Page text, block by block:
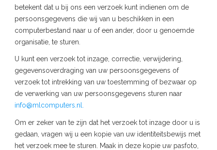
betekent dat u bij ons een verzoek kunt indienen om de
persoonsgegevens die wij van u beschikken in een
computerbestand naar u of een ander, door u genoemde
organisatie, te sturen.
U kunt een verzoek tot inzage, correctie, verwijdering,
gegevensoverdraging van uw persoonsgegevens of
verzoek tot intrekking van uw toestemming of bezwaar op
de verwerking van uw persoonsgegevens sturen naar
info@mlcomputers.nl
Om er zeker van te zijn dat het verzoek tot inzage door u is
gedaan, vragen wij u een kopie van uw identiteitsbewijs met
het verzoek mee te sturen. Maak in deze kopie uw pasfoto,